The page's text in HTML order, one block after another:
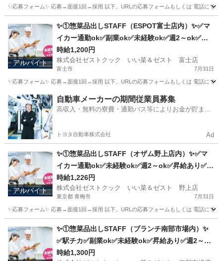
✨応募フォーム✨ 応募→面接1回→採用 以下、URLの応募フォームもしくは 電話にて
キッチン ポテト
アルバイト
✨①惣菜品出しSTAFF（ESPOT富士店内）✨✅マ
イカー通勤ok✅副業ok✅未経験ok✅週2～ok✅昇
給あり✅扶養内ok
時給1,200円
株式会社ゼストクック いい菜＆ゼスト 富士店
富士市 7月31日
✨応募フォーム✨ 応募→面接1回→採用 以下、URLの応募フォームもしくは 電話にて
静岡 富士市 キッチン スタッフ
自動車メーカーの期間従業員募集
高収入・無料の寮費・通勤バス等によりお金が貯まり
トヨタ自動車株式会社 Ad
アルバイト
✨①惣菜品出しSTAFF（オザム野上店内）✨✅マ
イカー通勤ok✅未経験ok✅週2～ok✅昇給あり✅扶
養内ok
時給1,226円
株式会社ゼストクック いい菜＆ゼスト 野上店
東京都 青梅市 7月31日
✨応募フォーム✨ 応募→面接1回→採用 以下、URLの応募フォームもしくは 電話にて
キッチン スタッフ
✨①惣菜品出しSTAFF（ブランチ南部市場内）✨
✅駅チカ✅副業ok✅未経験ok✅昇給あり✅週2～ok
✅扶養内ok
時給1,300円